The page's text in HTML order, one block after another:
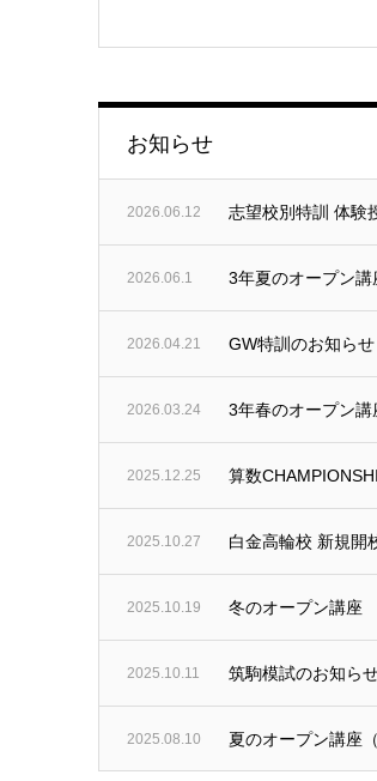
お知らせ
2026.06.12 志望校別特訓 体験
2026.06.1 3年夏のオープン講
2026.04.21 GW特訓のお知らせ
2026.03.24 3年春のオープン
2025.12.25 算数
2025.10.27 白金高輪校 新規開
2025.10.19 冬のオープン講座
2025.10.11 筑駒模試のお知ら
2025.08.10 夏のオープン講座